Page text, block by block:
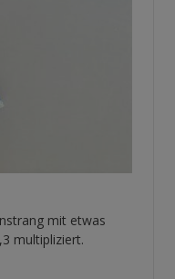
mit etwas
multipliziert.